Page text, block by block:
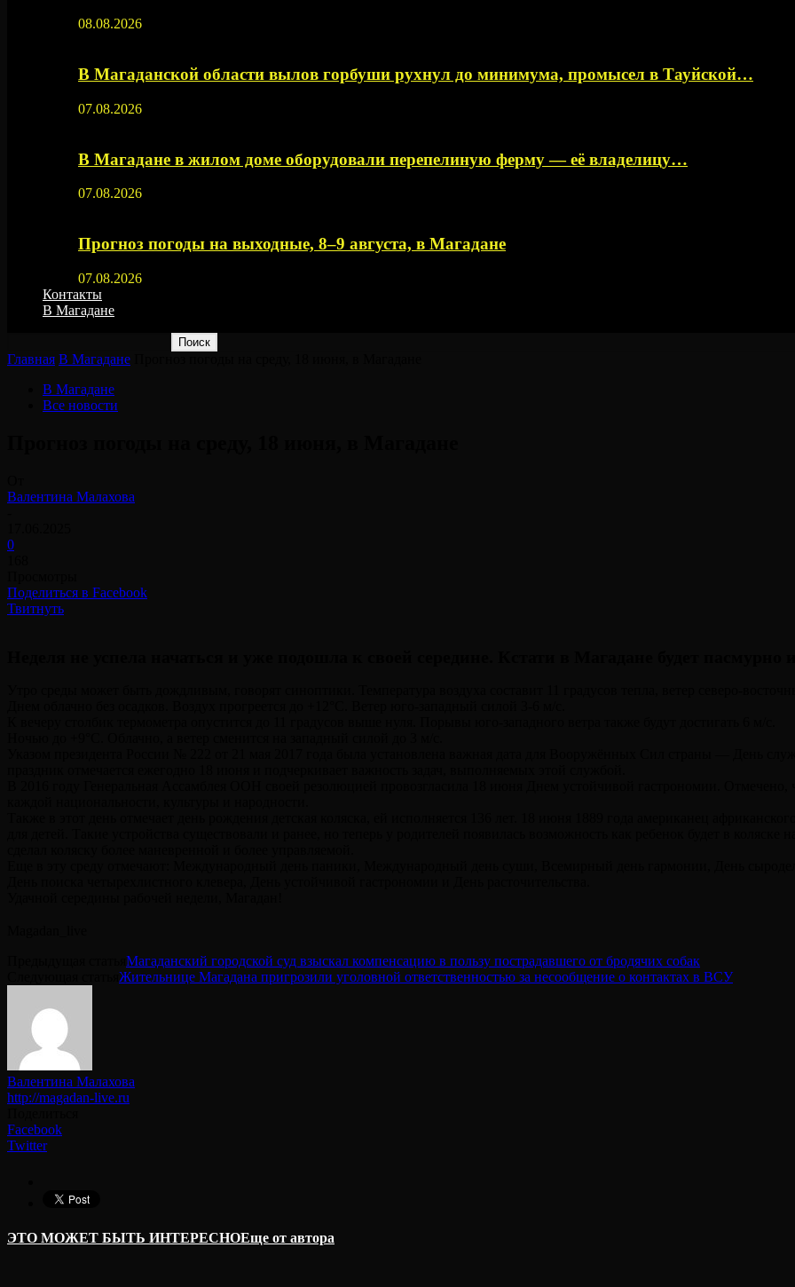
08.08.2026
В Магаданской области вылов горбуши рухнул до минимума, промысел в Тауйской…
07.08.2026
В Магадане в жилом доме оборудовали перепелиную ферму — её владелицу…
07.08.2026
Прогноз погоды на выходные, 8–9 августа, в Магадане
07.08.2026
Контакты
В Магадане
Главная В Магадане
В Магадане
Все новости
Валентина Малахова
0
Поделиться в Facebook
Твитнуть
Магаданский городской суд взыскал компенсацию в пользу пострадавшего от бродячих собак
Жительнице Магадана пригрозили уголовной ответственностью за несообщение о контактах в ВСУ
Валентина Малахова
http://magadan-live.ru
Facebook
Twitter
ЭТО МОЖЕТ БЫТЬ ИНТЕРЕСНОЕще от автора